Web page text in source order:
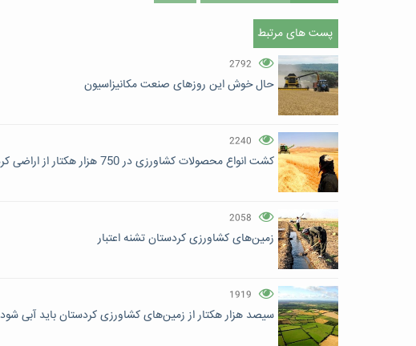
پست های مرتبط
2792
حال خوش این روزهای صنعت مکانیزاسیون
2240
کشت انواع محصولات کشاورزی در 750 هزار هکتار از اراضی کردستان
2058
زمین‌های کشاورزی کردستان تشنه اعتبار
1919
سیصد هزار هکتار از زمین‌های کشاورزی کردستان باید آبی شود